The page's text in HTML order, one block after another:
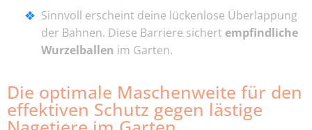
Sinnvoll erscheint deine lückenlose Überlappung
der Bahnen. Diese Barriere sichert empfindliche
Wurzelballen im Garten.
Die optimale Maschenweite für den
effektiven Schutz gegen lästige